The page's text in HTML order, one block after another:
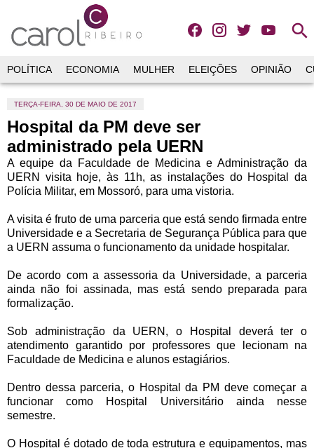
search
POLÍTICA ECONOMIA MULHER ELEIÇÕES OPINIÃO
TERÇA-FEIRA, 30 DE MAIO DE 2017
Hospital da PM deve ser
administrado pela UERN
A equipe da Faculdade de Medicina e Administração da
UERN visita hoje, às 11h, as instalações do Hospital da
Polícia Militar, em Mossoró, para uma vistoria.
A visita é fruto de uma parceria que está sendo firmada entre
Universidade e a Secretaria de Segurança Pública para que
a UERN assuma o funcionamento da unidade hospitalar.
De acordo com a assessoria da Universidade, a parceria
ainda não foi assinada, mas está sendo preparada para
formalização.
Sob administração da UERN, o Hospital deverá ter o
atendimento garantido por professores que lecionam na
Faculdade de Medicina e alunos estagiários.
Dentro dessa parceria, o Hospital da PM deve começar a
funcionar como Hospital Universitário ainda nesse
semestre.
O Hospital é dotado de toda estrutura e equipamentos, mas